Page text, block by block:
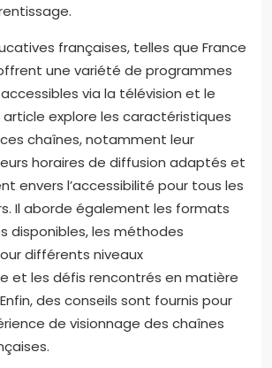
françaises, telles que France
une variété de programmes
via la télévision et le
explore les caractéristiques
chaînes, notamment leur
horaires de diffusion adaptés et
envers l’accessibilité pour tous les
Il aborde également les formats
disponibles, les méthodes
différents niveaux
et les défis rencontrés en matière
des conseils sont fournis pour
de visionnage des chaînes